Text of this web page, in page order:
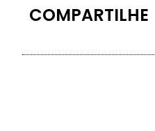
COMPARTILHE